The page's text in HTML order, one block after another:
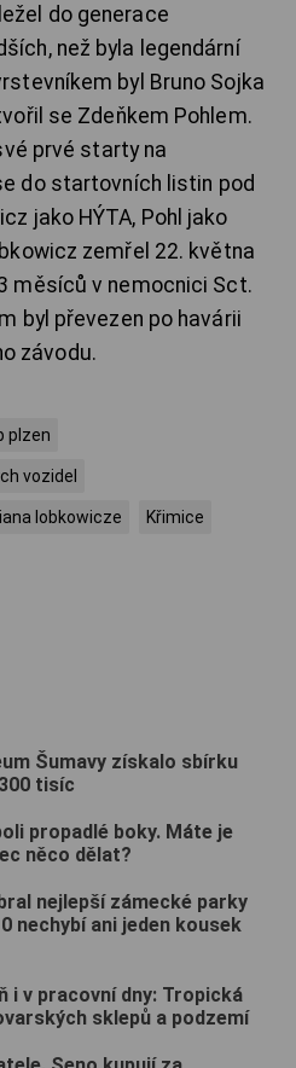
do generace
než byla legendární
byl Bruno Sojka
se Zdeňkem Pohlem.
prvé starty na
do startovních listin pod
jako HÝTA, Pohl jako
zemřel 22. května
měsíců v nemocnici Sct.
byl převezen po havárii
závodu.
plzen
vozidel
lobkowicze Křimice
Šumavy získalo sbírku
tisíc
propadlé boky. Máte je
něco dělat?
nejlepší zámecké parky
nechybí ani jeden kousek
i v pracovní dny: Tropická
sklepů a podzemí